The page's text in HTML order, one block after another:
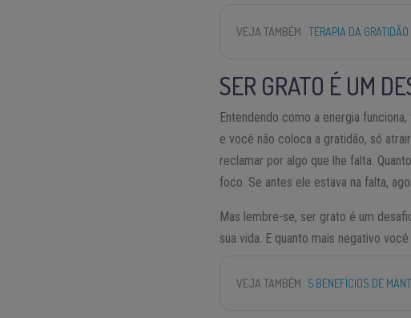
VEJA TAMBÉM TERAPIA DA
SER GRATO É UM
Entendendo como a energia
e você não coloca a gratidão, só
reclamar por algo que lhe falta.
foco. Se antes ele estava na falta,
Mas lembre-se, ser grato é um
sua vida. E quanto mais negativo
VEJA TAMBÉM 5 BENEFÍCIOS DE